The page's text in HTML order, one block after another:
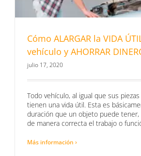
Cómo ALARGAR la VIDA
vehículo y AHORRAR
julio 17, 2020
Todo vehículo, al igual que sus
tienen una vida útil. Esta es
duración que un objeto puede
de manera correcta el trabajo o
Más información ›